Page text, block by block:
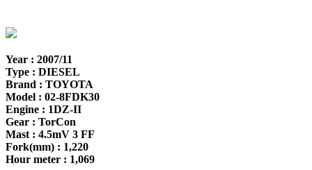
Year : 2007/11
Type : DIESEL
Brand : TOYOTA
Model : 02-8FDK30
Engine : 1DZ-II
Gear : TorCon
Mast : 4.5mV 3 FF
Fork(mm) : 1,220
Hour meter : 1,069